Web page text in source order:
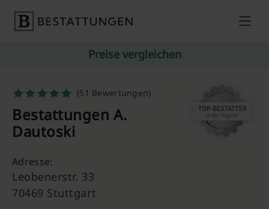
Preise vergleichen
(51 Bewertungen)
Bestattungen A.
Dautoski
Adresse:
Leobenerstr. 33
70469 Stuttgart